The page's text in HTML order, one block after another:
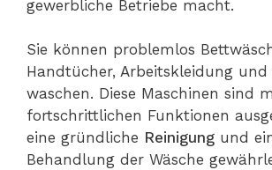
gewerbliche Betriebe macht.
Sie können problemlos
Handtücher, Arbeitskleidung und
waschen. Diese Maschinen sind
fortschrittlichen Funktionen
eine gründliche Reinigung und
Behandlung der Wäsche